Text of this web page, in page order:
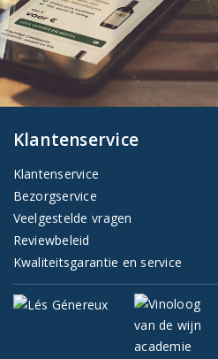
Klantenservice
Klantenservice
Bezorgservice
Veelgestelde vragen
Reviewbeleid
Kwaliteitsgarantie en service